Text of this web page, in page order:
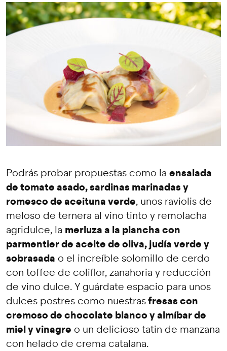
Podrás probar propuestas como la ensalada
de tomate asado, sardinas marinadas y
romesco de aceituna verde, unos raviolis de
meloso de ternera al vino tinto y remolacha
agridulce, la merluza a la plancha con
parmentier de aceite de oliva, judía verde y
sobrasada o el increíble solomillo de cerdo
con toffee de coliflor, zanahoria y reducción
de vino dulce. Y guárdate espacio para unos
dulces postres como nuestrasfresas con
cremoso de chocolate blanco y almíbar de
miel y vinagre o un delicioso tatin de manzana
con helado de crema catalana.